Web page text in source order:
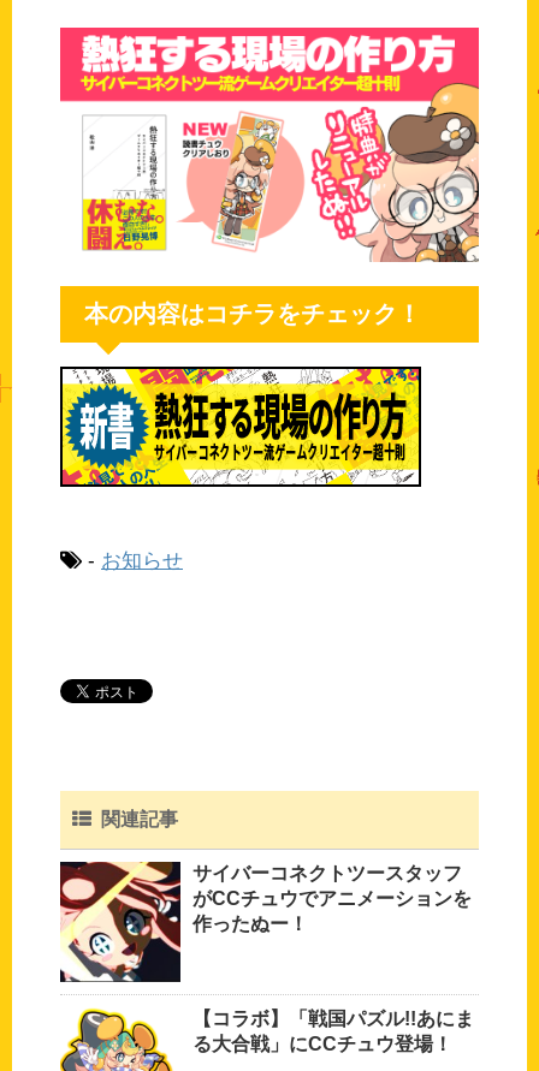
本の内容はコチラをチェック！
- お知らせ
関連記事
サイバーコネクトツースタッフ
がCCチュウでアニメーションを
作ったぬー！
【コラボ】「戦国パズル!!あにま
る大合戦」にCCチュウ登場！